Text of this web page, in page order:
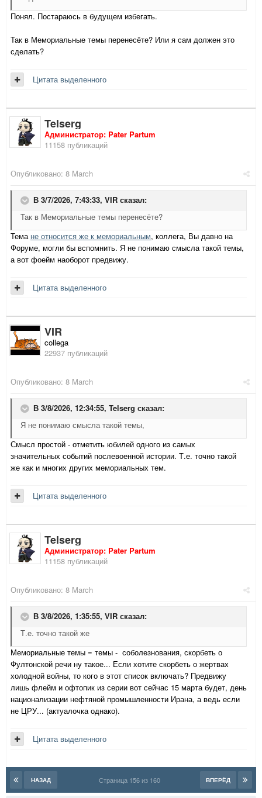
Понял. Постараюсь в будущем избегать.
Так в Мемориальные темы перенесёте? Или я сам должен это
сделать?
Цитата выделенного
Telserg
Администратор: Pater Partum
11158 публикаций
Опубликовано: 8 March
В 3/7/2026, 7:43:33, VIR сказал:
Так в Мемориальные темы перенесёте?
Тема не относится же к мемориальным, коллега, Вы давно на
Форуме, могли бы вспомнить. Я не понимаю смысла такой темы,
а вот фоейм наоборот предвижу.
Цитата выделенного
VIR
collega
22937 публикаций
Опубликовано: 8 March
В 3/8/2026, 12:34:55, Telserg сказал:
Я не понимаю смысла такой темы,
Смысл простой - отметить юбилей одного из самых
значительных событий послевоенной истории. Т.е. точно такой
же как и многих других мемориальных тем.
Цитата выделенного
Telserg
Администратор: Pater Partum
11158 публикаций
Опубликовано: 8 March
В 3/8/2026, 1:35:55, VIR сказал:
Т.е. точно такой же
Мемориальные темы = темы - соболезнования, скорбеть о
Фултонской речи ну такое... Если хотите скорбеть о жертвах
холодной войны, то кого в этот список включать? Предвижу
лишь флейм и офтопик из серии вот сейчас 15 марта будет, день
национализации нефтяной промышленности Ирана, а ведь если
не ЦРУ... (актуалочка однако).
Цитата выделенного
НАЗАД ВПЕРЁД
Страница 156 из 160